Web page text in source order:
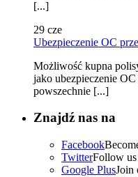
[...]
29 cze
Ubezpieczenie OC
Możliwość kupna
jako ubezpieczenie
powszechnie [...]
Znajdź nas na
Facebook
TwitterFollow us
Google PlusJoin